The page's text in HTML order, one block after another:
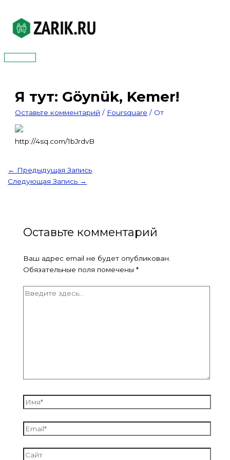
содержимому
Главное
Я тут: Göynük, Kemer!
Оставьте комментарий / Foursquare / От
http://4sq.com/1bJrdvB
← Предыдущая Запись
Следующая Запись →
Оставьте комментарий
Ваш адрес email не будет опубликован.
Обязательные поля помечены *
Введите
Имя*
Email*
Сайт